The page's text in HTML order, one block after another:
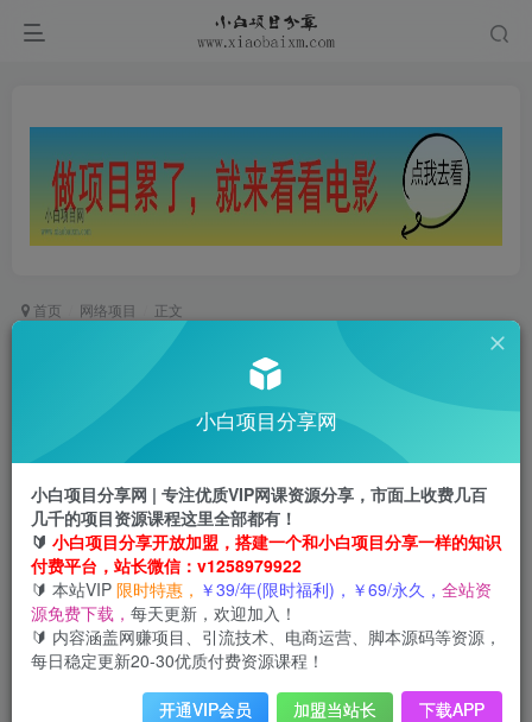
首页 网络项目 正文
手把手教学：Coze + 剪映批量生成火柴人心理学
1年前更新
关注
0 255 22
此内容为会员免费，请付费后查看
云币3 限时特惠
云币 99
年VIP免费 终身VIP会员免费
会员免费 已售 20
小白项目分享网
小白项目分享网 | 专注优质VIP网课资源分享，市面上收费几百
几千的项目资源课程这里全部都有！
🔰 小白项目分享开放加盟，搭建一个和小白项目分享一样的知识
付费平台，站长微信：v1258979922
🔰 本站VIP 限时特惠， ￥39/年(限时福利)，￥69/永久， 全站资
源免费下载， 每天更新，欢迎加入！
🔰 内容涵盖网赚项目、引流技术、电商运营、脚本源码等资源，
每日稳定更新20-30优质付费资源课程！
开通VIP会员 加盟当站长 下载APP